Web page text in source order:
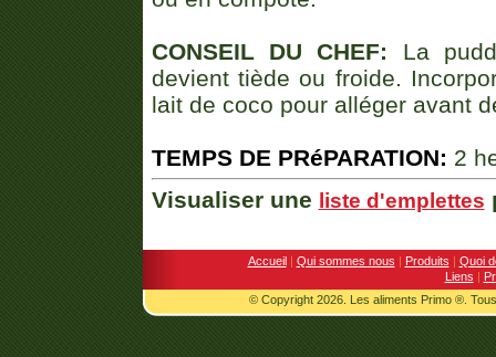
CONSEIL DU CHEF:
La
devient tiède ou froide.
lait de coco pour alléger avant
TEMPS DE PRéPARATION: 2
Visualiser une liste d'emplettes
Accueil | Qui sommes nous | Produits | Quoi
Liens |
© Copyright 2026. Les aliments Primo ®.